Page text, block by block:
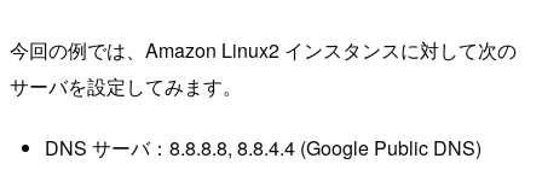
今回の例では、Amazon Linux2 インスタンスに対して次の
サーバを設定してみます。
DNS サーバ：8.8.8.8, 8.8.4.4 (Google Public DNS)